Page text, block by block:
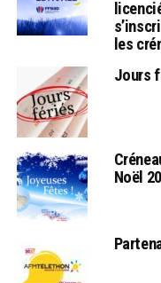
les
Jours
Noël